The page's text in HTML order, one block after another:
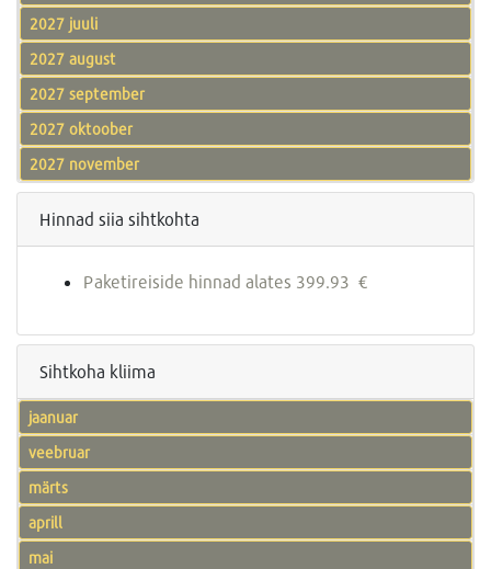
2027 juuli
2027 august
2027 september
2027 oktoober
2027 november
Hinnad siia sihtkohta
Paketireiside hinnad alates 399.93 €
Sihtkoha kliima
jaanuar
veebruar
märts
aprill
mai